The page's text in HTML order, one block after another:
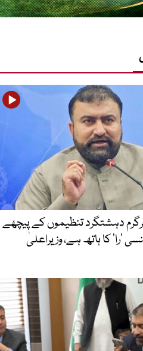
دہشتگرد تنظیموں کے پیچھے
’را‘ کا ہاتھ ہے، وزیراعلیٰ